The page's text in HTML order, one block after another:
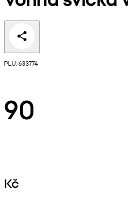
PLU: 633774
90
Kč